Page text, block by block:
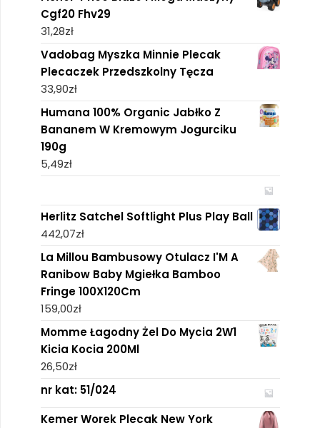
Cgf20 Fhv29
31,28zł
Vadobag Myszka Minnie Plecak
Plecaczek Przedszkolny Tęcza
33,90zł
Humana 100% Organic Jabłko Z
Bananem W Kremowym Jogurciku
190g
5,49zł
Herlitz Satchel Softlight Plus Play Ball
442,07zł
La Millou Bambusowy Otulacz I'M A
Ranibow Baby Mgiełka Bamboo
Fringe 100X120Cm
159,00zł
Momme Łagodny Żel Do Mycia 2W1
Kicia Kocia 200Ml
26,50zł
nr kat: 51/024
Kemer Worek Plecak New York